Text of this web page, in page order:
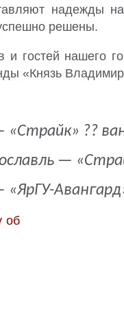
надежды
решены.
гостей нашего
«Князь
«Страйк» ??
—